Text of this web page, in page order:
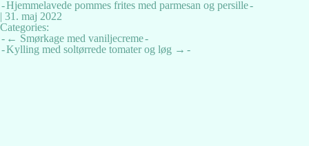
Hjemmelavede pommes frites med parmesan og persille
| 31. maj 2022
Categories:
Indlægsnavigation
← Smørkage med vaniljecreme
Kylling med soltørrede tomater og løg →